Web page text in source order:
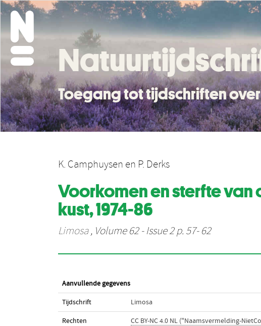
Toegang tot tijdschriften
K. Camphuysen en P. Derks
Voorkomen en sterfte van
kust, 1974-86
Limosa, Volume 62 - Issue 2 p. 57- 62
Aanvullende gegevens
Tijdschrift Limosa
Rechten CC BY-NC 4.0 NL ("Naamsvermelding-